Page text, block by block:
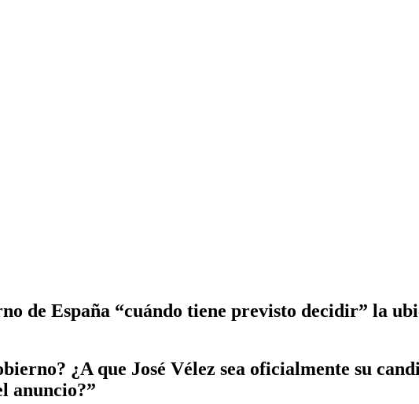
de España “cuándo tiene previsto decidir” la
¿A que José Vélez sea oficialmente su
anuncio?”